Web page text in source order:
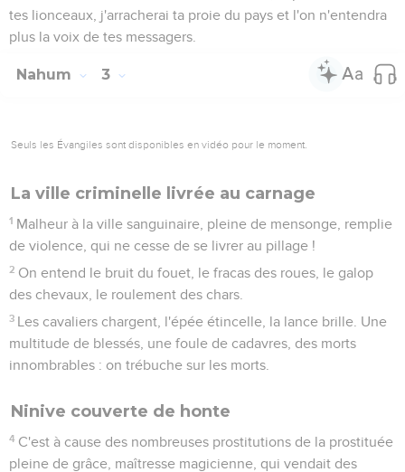
tes lionceaux, j'arracherai ta proie du pays et l'on n'entendra
plus la voix de tes messagers.
Nahum 3
Seuls les Évangiles sont disponibles en vidéo pour le moment.
La ville criminelle livrée au carnage
1 Malheur à la ville sanguinaire, pleine de mensonge, remplie
de violence, qui ne cesse de se livrer au pillage !
2 On entend le bruit du fouet, le fracas des roues, le galop
des chevaux, le roulement des chars.
3 Les cavaliers chargent, l'épée étincelle, la lance brille. Une
multitude de blessés, une foule de cadavres, des morts
innombrables : on trébuche sur les morts.
Ninive couverte de honte
4 C'est à cause des nombreuses prostitutions de la prostituée
pleine de grâce, maîtresse magicienne, qui vendait des